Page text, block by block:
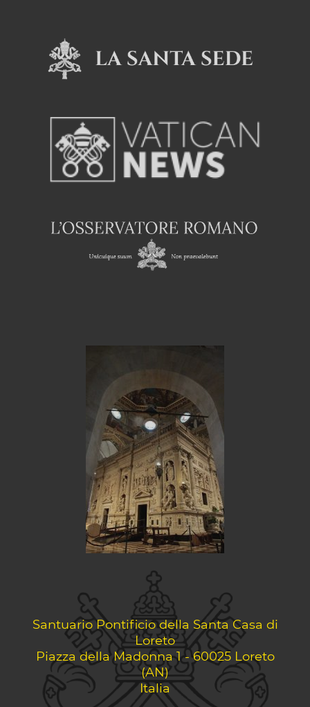
Santuario Pontificio della Santa Casa di
Loreto
Piazza della Madonna 1 - 60025 Loreto
(AN)
Italia